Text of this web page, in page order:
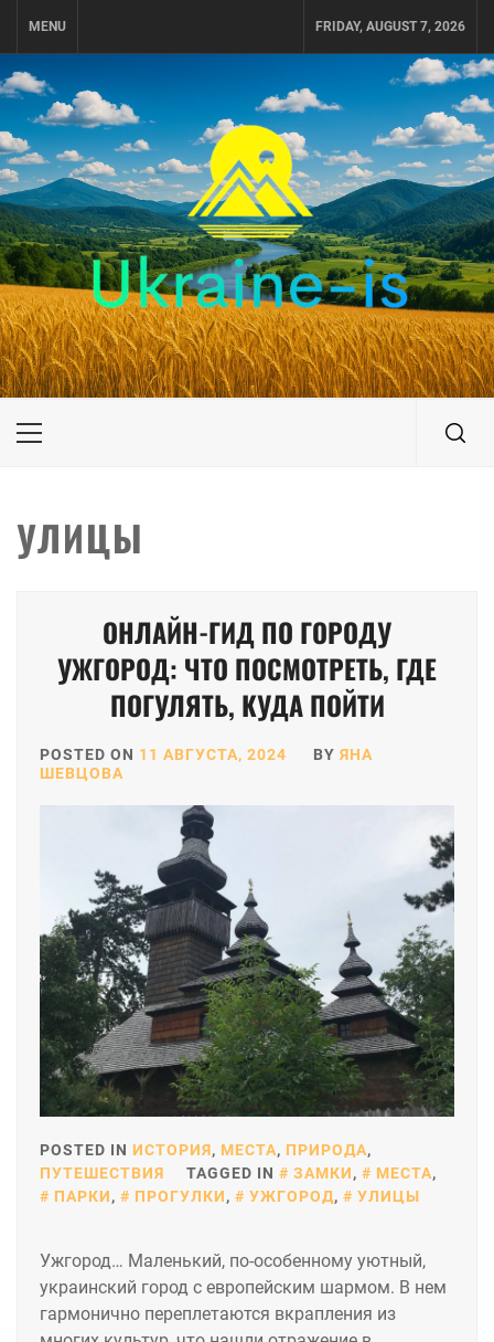
MENU FRIDAY, AUGUST 7, 2026
UKRAINE-IS
ПУТЕШЕСТВИЕ ПО УКРАИНЕ
Primary
УЛИЦЫ
ОНЛАЙН-ГИД ПО ГОРОДУ
УЖГОРОД: ЧТО ПОСМОТРЕТЬ, ГДЕ
ПОГУЛЯТЬ, КУДА ПОЙТИ
POSTED ON 11 АВГУСТА, 2024 BY ЯНА
ШЕВЦОВА
POSTED IN ИСТОРИЯ, МЕСТА, ПРИРОДА,
ПУТЕШЕСТВИЯ
TAGGED IN ЗАМКИ, МЕСТА,
ПАРКИ, ПРОГУЛКИ, УЖГОРОД, УЛИЦЫ
Ужгород… Маленький, по-особенному уютный,
украинский город с европейским шармом. В нем
гармонично переплетаются вкрапления из